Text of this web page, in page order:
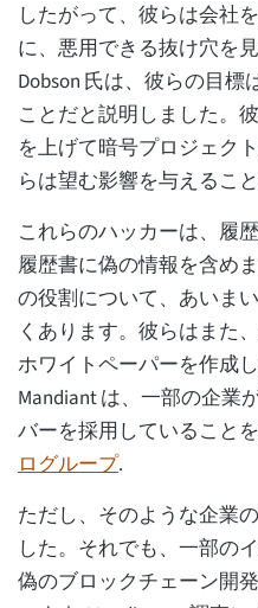
したがって、彼らは会社
に、悪用できる抜け穴を
Dobson 氏は、彼らの目
ことだと説明しました。
を上げて暗号プロジェク
らは望む影響を与えるこ
これらのハッカーは、履
履歴書に偽の情報を含め
の役割について、あいま
くあります。彼らはまた
ホワイトペーパーを作成
Mandiant は、一部の企業
バーを採用していること
ログループ.
ただし、そのような企業
した。それでも、一部の
偽のブロックチェーン開